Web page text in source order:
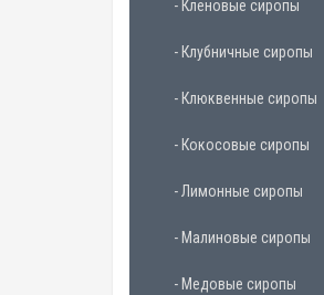
- Кленовые сиропы
- Клубничные сиропы
- Клюквенные сиропы
- Кокосовые сиропы
- Лимонные сиропы
- Малиновые сиропы
- Медовые сиропы